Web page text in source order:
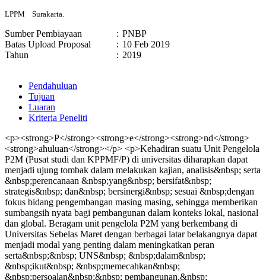
LPPM Surakarta.
Sumber Pembiayaan : PNBP
Batas Upload Proposal
: 10 Feb 2019
Tahun
: 2019
Pendahuluan
Tujuan
Luaran
Kriteria Peneliti
<p><strong>P</strong><strong>e</strong><strong>nd</strong>
<strong>ahuluan</strong></p> <p>Kehadiran suatu Unit Pengelola
P2M (Pusat studi dan KPPMF/P) di universitas diharapkan dapat
menjadi ujung tombak dalam melakukan kajian, analisis&nbsp; serta
&nbsp;perencanaan &nbsp;yang&nbsp; bersifat&nbsp;
strategis&nbsp; dan&nbsp; bersinergi&nbsp; sesuai &nbsp;dengan
fokus bidang pengembangan masing masing, sehingga memberikan
sumbangsih nyata bagi pembangunan dalam konteks lokal, nasional
dan global. Beragam unit pengelola P2M yang berkembang di
Universitas Sebelas Maret dengan berbagai latar belakangnya dapat
menjadi modal yang penting dalam meningkatkan peran
serta&nbsp;&nbsp; UNS&nbsp; &nbsp;dalam&nbsp;
&nbsp;ikut&nbsp; &nbsp;memecahkan&nbsp;
&nbsp;persoalan&nbsp;&nbsp; pembangunan.&nbsp;